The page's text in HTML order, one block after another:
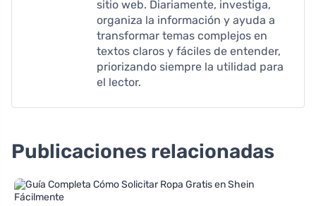
sitio web. Diariamente, investiga,
organiza la información y ayuda a
transformar temas complejos en
textos claros y fáciles de entender,
priorizando siempre la utilidad para
el lector.
Publicaciones relacionadas